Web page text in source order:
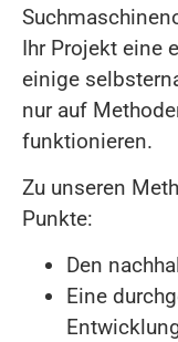
Ihr Projekt eine
einige
nur auf
funktionieren.
Zu unseren
Punkte:
Den
Eine